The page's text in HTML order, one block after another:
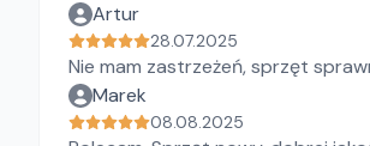
Artur
28.07.2025
Nie mam zastrzeżeń, sprzęt
Marek
08.08.2025